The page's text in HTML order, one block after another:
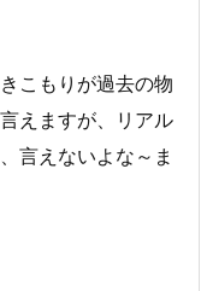
こもりが過去の物
えますが、リアル
言えないよな～ま